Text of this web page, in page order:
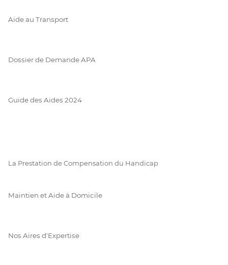
Aide au Transport
Dossier de Demande APA
Guide des Aides 2024
La Prestation de Compensation du Handicap
Maintien et Aide à Domicile
Nos Aires d'Expertise